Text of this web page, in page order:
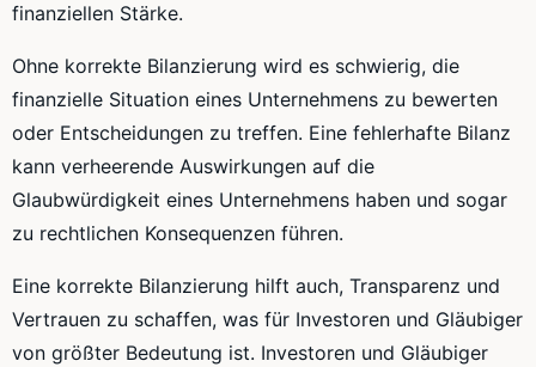
finanziellen Stärke.
Ohne korrekte Bilanzierung wird es schwierig, die
finanzielle Situation eines Unternehmens zu bewerten
oder Entscheidungen zu treffen. Eine fehlerhafte Bilanz
kann verheerende Auswirkungen auf die
Glaubwürdigkeit eines Unternehmens haben und sogar
zu rechtlichen Konsequenzen führen.
Eine korrekte Bilanzierung hilft auch, Transparenz und
Vertrauen zu schaffen, was für Investoren und Gläubiger
von größter Bedeutung ist. Investoren und Gläubiger